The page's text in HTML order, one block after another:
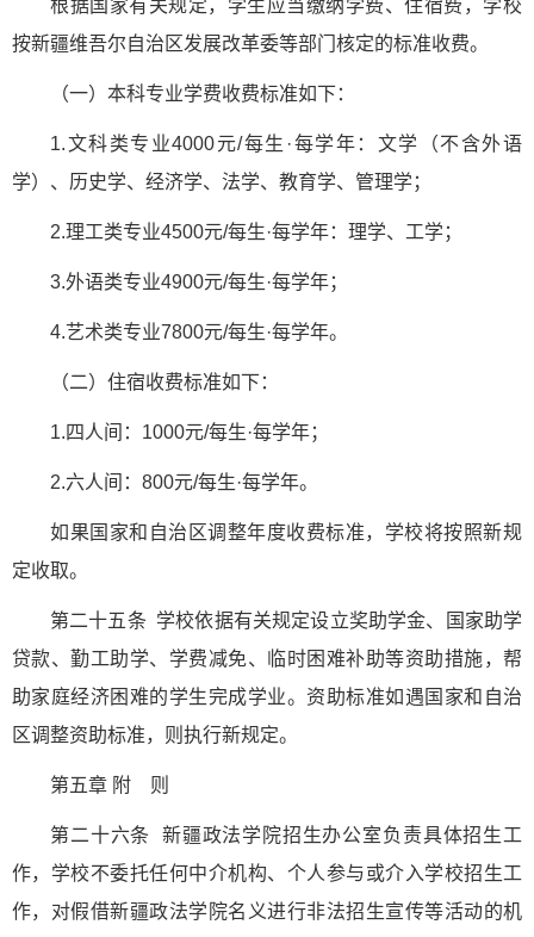
根据国家有关规定，学生应当缴纳学费、住宿费，学校
按新疆维吾尔自治区发展改革委等部门核定的标准收费。
（一）本科专业学费收费标准如下：
1.文科类专业4000元/每生·每学年：文学（不含外语
学）、历史学、经济学、法学、教育学、管理学；
2.理工类专业4500元/每生·每学年：理学、工学；
3.外语类专业4900元/每生·每学年；
4.艺术类专业7800元/每生·每学年。
（二）住宿收费标准如下：
1.四人间：1000元/每生·每学年；
2.六人间：800元/每生·每学年。
如果国家和自治区调整年度收费标准，学校将按照新规
定收取。
第二十五条 学校依据有关规定设立奖助学金、国家助学
贷款、勤工助学、学费减免、临时困难补助等资助措施，帮
助家庭经济困难的学生完成学业。资助标准如遇国家和自治
区调整资助标准，则执行新规定。
第五章 附 则
第二十六条 新疆政法学院招生办公室负责具体招生工
作，学校不委托任何中介机构、个人参与或介入学校招生工
作，对假借新疆政法学院名义进行非法招生宣传等活动的机